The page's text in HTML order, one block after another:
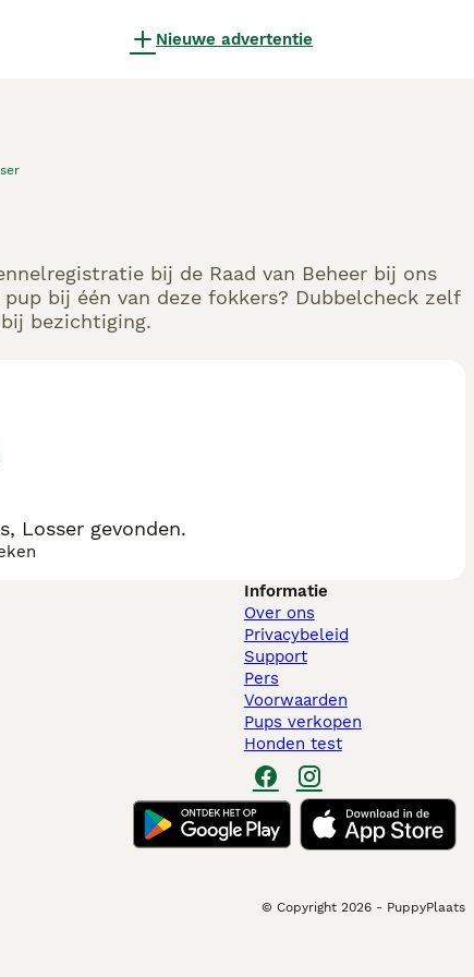
Nieuwe advertentie
bij de Raad van Beheer bij ons
bij één van deze fokkers? Dubbelcheck zelf
bezichtiging.
Losser gevonden.
Informatie
Over ons
Privacybeleid
Support
Pers
Voorwaarden
Pups verkopen
Honden test
© Copyright 2026 - PuppyPlaats